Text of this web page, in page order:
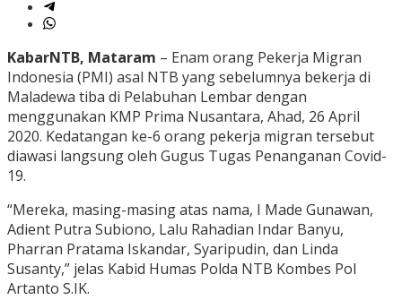
KabarNTB, Mataram – Enam orang Pekerja Migran
Indonesia (PMI) asal NTB yang sebelumnya bekerja di
Maladewa tiba di Pelabuhan Lembar dengan
menggunakan KMP Prima Nusantara, Ahad, 26 April
2020. Kedatangan ke-6 orang pekerja migran tersebut
diawasi langsung oleh Gugus Tugas Penanganan Covid-
19.
“Mereka, masing-masing atas nama, I Made Gunawan,
Adient Putra Subiono, Lalu Rahadian Indar Banyu,
Pharran Pratama Iskandar, Syaripudin, dan Linda
Susanty,” jelas Kabid Humas Polda NTB Kombes Pol
Artanto S.IK.